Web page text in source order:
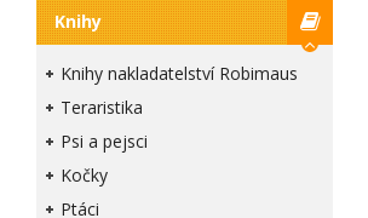
Knihy
Knihy nakladatelství Robimaus
Teraristika
Psi a pejsci
Kočky
Ptáci